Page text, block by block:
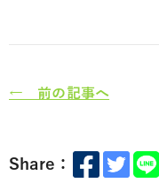
← 前の記事へ
Share：